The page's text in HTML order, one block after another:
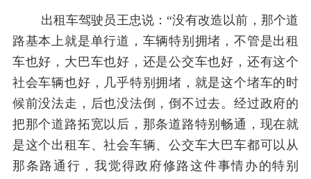
出租车驾驶员王忠说：“没有改造以前，那个道
路基本上就是单行道，车辆特别拥堵，不管是出租
车也好，大巴车也好，还是公交车也好，还有这个
社会车辆也好，几乎特别拥堵，就是这个堵车的时
候前没法走，后也没法倒，倒不过去。经过政府的
把那个道路拓宽以后，那条道路特别畅通，现在就
是这个出租车、社会车辆、公交车大巴车都可以从
那条路通行，我觉得政府修路这件事情办的特别